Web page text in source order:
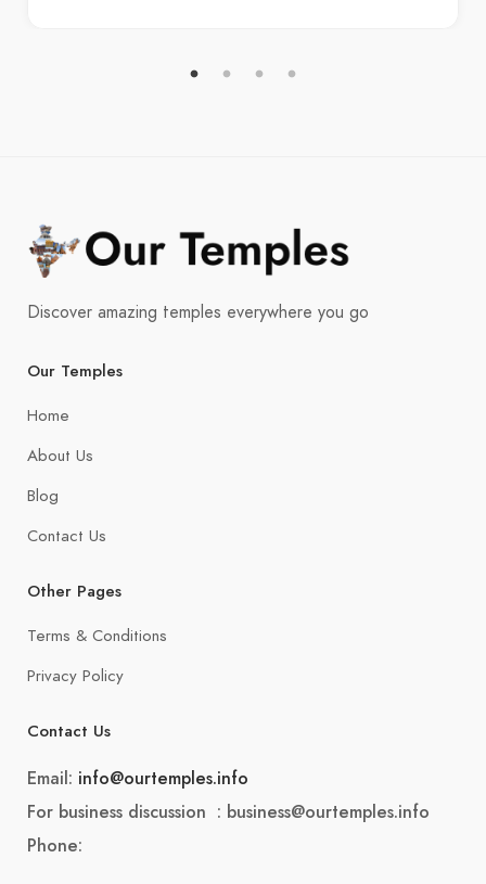
Discover amazing temples everywhere you go
Our Temples
Home
About Us
Blog
Contact Us
Other Pages
Terms & Conditions
Privacy Policy
Contact Us
Email: info@ourtemples.info
For business discussion : business@ourtemples.info
Phone: